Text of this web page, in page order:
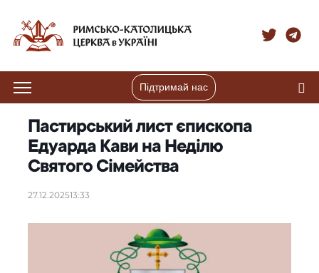
Підтримай нас
Пастирський лист єпископа
Едуарда Кави на Неділю
Святого Сімейства
27.12.202513:33